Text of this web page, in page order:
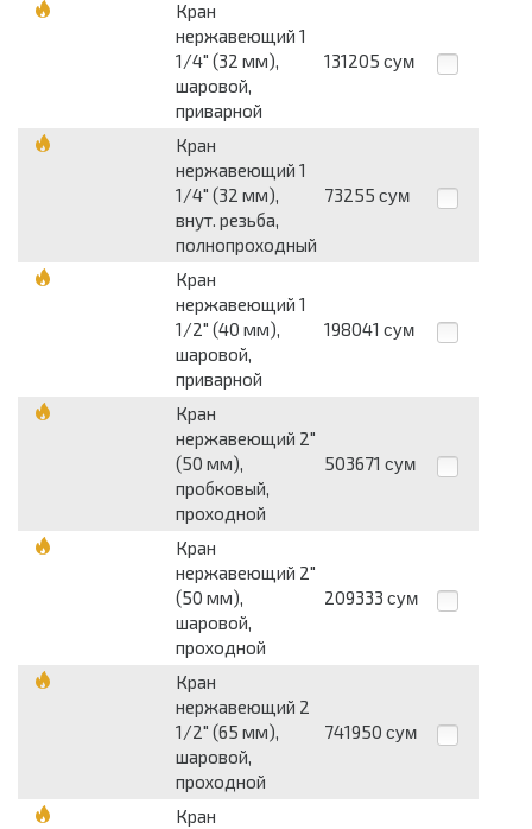
Кран
нержавеющий 1
1/4" (32 мм),
шаровой,
приварной
131205 сум
Кран
нержавеющий 1
1/4" (32 мм),
внут. резьба,
полнопроходный
73255 сум
Кран
нержавеющий 1
1/2" (40 мм),
шаровой,
приварной
198041 сум
Кран
нержавеющий 2"
(50 мм),
пробковый,
проходной
503671 сум
Кран
нержавеющий 2"
(50 мм),
шаровой,
проходной
209333 сум
Кран
нержавеющий 2
1/2" (65 мм),
шаровой,
проходной
741950 сум
Кран